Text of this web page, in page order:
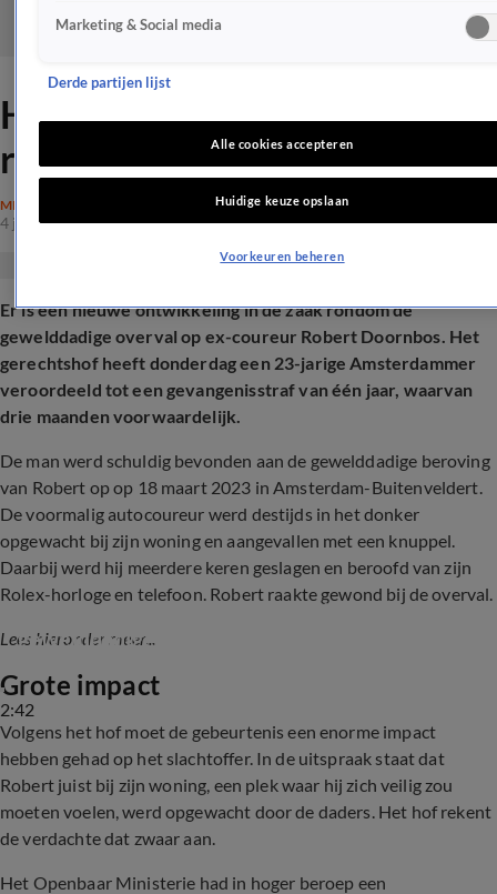
Hof doet uitspraak na brute
roof op Robert Doornbos
MISDAAD
4 juni 2026, 18:30
Er is een nieuwe ontwikkeling in de zaak rondom de
gewelddadige overval op ex-coureur Robert Doornbos. Het
gerechtshof heeft donderdag een 23-jarige Amsterdammer
veroordeeld tot een gevangenisstraf van één jaar, waarvan
drie maanden voorwaardelijk.
De man werd schuldig bevonden aan de gewelddadige beroving
van Robert op op 18 maart 2023 in Amsterdam-Buitenveldert.
De voormalig autocoureur werd destijds in het donker
opgewacht bij zijn woning en aangevallen met een knuppel.
Daarbij werd hij meerdere keren geslagen en beroofd van zijn
Rolex-horloge en telefoon. Robert raakte gewond bij de overval.
Lees hieronder meer...
2:42
Robert Doornbos in nachtmerrie na
gewelddadige roof
Grote impact
Volgens het hof moet de gebeurtenis een enorme impact
hebben gehad op het slachtoffer. In de uitspraak staat dat
Robert juist bij zijn woning, een plek waar hij zich veilig zou
moeten voelen, werd opgewacht door de daders. Het hof rekent
de verdachte dat zwaar aan.
Het Openbaar Ministerie had in hoger beroep een
Marketing & Social media
Derde partijen lijst
Alle cookies accepteren
Huidige keuze opslaan
Voorkeuren beheren